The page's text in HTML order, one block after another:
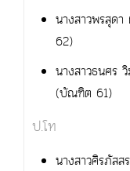
นางสาวพรสุด
62)
นางสาวธนศร
(บัณฑิต 61)
ป.โท
นางสาวศิรภัส